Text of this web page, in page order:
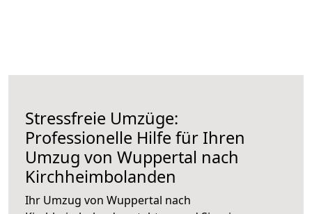
Stressfreie Umzüge:
Professionelle Hilfe für Ihren
Umzug von Wuppertal nach
Kirchheimbolanden
Ihr Umzug von Wuppertal nach